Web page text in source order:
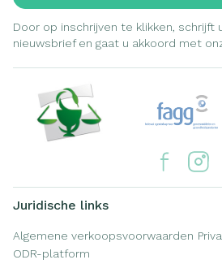
Door op inschrijven te klikken, schrijft
nieuwsbrief en gaat u akkoord met
Juridische links
Algemene verkoopsvoorwaarden
ODR-platform